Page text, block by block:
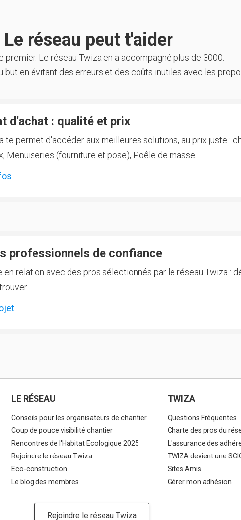
réseau peut t'aider
Le réseau Twiza en a accompagné plus de 3000.
but en évitant des erreurs et des coûts inutiles avec les
d'achat : qualité et prix
te permet d'accéder aux meilleures solutions, au prix juste :
Menuiseries (fourniture et pose), Poêle de masse ...
professionnels de confiance
en relation avec des pros sélectionnés par le réseau Twiza :
LE RÉSEAU
Conseils pour les organisateurs de chantier
Coup de pouce visibilité chantier
Rencontres de l'Habitat Ecologique 2025
Rejoindre le réseau Twiza
Eco-construction
Le blog des membres
TWIZA
Questions Fréquentes
Charte des pros du
L'assurance des
TWIZA devient une
Sites Amis
Gérer mon adhésion
Rejoindre le réseau Twiza